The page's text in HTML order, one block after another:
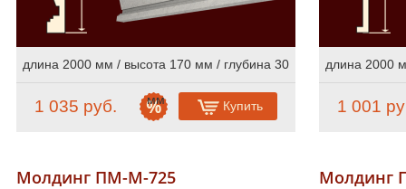
длина 2000 мм / высота 170 мм / глубина 30
мм
1 035 руб. Купить
длина 2000
1 001
Молдинг ПМ-М-725 Молдинг